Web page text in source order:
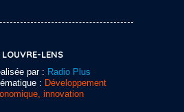
LOUVRE-LENS
par : Radio Plus
: Développement
innovation